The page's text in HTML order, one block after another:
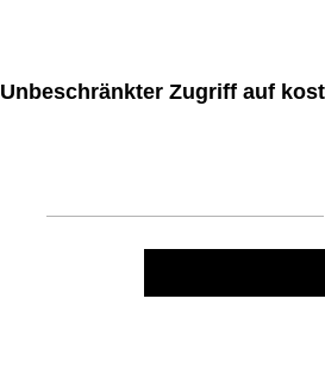
Unbeschränkter Zugriff auf